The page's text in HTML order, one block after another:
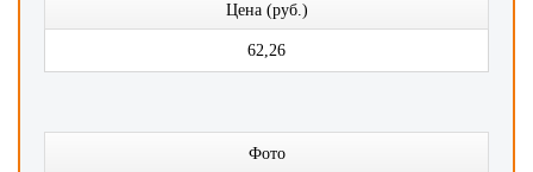
Цена (руб.)
62,26
Фото